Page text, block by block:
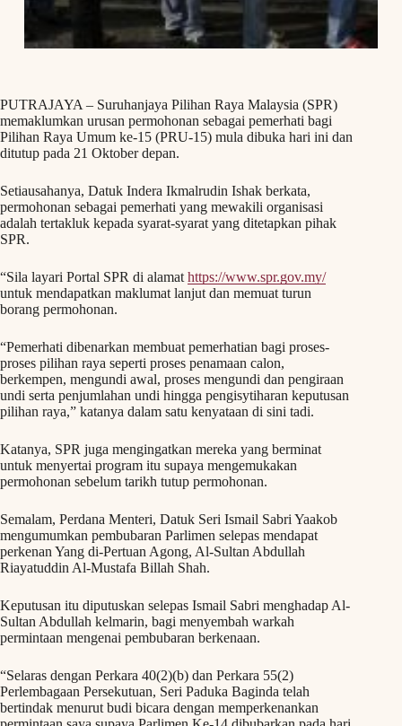
PUTRAJAYA – Suruhanjaya Pilihan Raya Malaysia (SPR)
memaklumkan urusan permohonan sebagai pemerhati bagi
Pilihan Raya Umum ke-15 (PRU-15) mula dibuka hari ini dan
ditutup pada 21 Oktober depan.
Setiausahanya, Datuk Indera Ikmalrudin Ishak berkata,
permohonan sebagai pemerhati yang mewakili organisasi
adalah tertakluk kepada syarat-syarat yang ditetapkan pihak
SPR.
“Sila layari Portal SPR di alamat https://www.spr.gov.my/
untuk mendapatkan maklumat lanjut dan memuat turun
borang permohonan.
“Pemerhati dibenarkan membuat pemerhatian bagi proses-
proses pilihan raya seperti proses penamaan calon,
berkempen, mengundi awal, proses mengundi dan pengiraan
undi serta penjumlahan undi hingga pengisytiharan keputusan
pilihan raya,” katanya dalam satu kenyataan di sini tadi.
Katanya, SPR juga mengingatkan mereka yang berminat
untuk menyertai program itu supaya mengemukakan
permohonan sebelum tarikh tutup permohonan.
Semalam, Perdana Menteri, Datuk Seri Ismail Sabri Yaakob
mengumumkan pembubaran Parlimen selepas mendapat
perkenan Yang di-Pertuan Agong, Al-Sultan Abdullah
Riayatuddin Al-Mustafa Billah Shah.
Keputusan itu diputuskan selepas Ismail Sabri menghadap Al-
Sultan Abdullah kelmarin, bagi menyembah warkah
permintaan mengenai pembubaran berkenaan.
“Selaras dengan Perkara 40(2)(b) dan Perkara 55(2)
Perlembagaan Persekutuan, Seri Paduka Baginda telah
bertindak menurut budi bicara dengan memperkenankan